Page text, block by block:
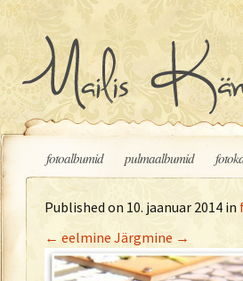
Liigu sisu juurde
fotoalbumid pulmaalbumid
Published on 10. jaanuar 2014 in
← eelmineJärgmine →